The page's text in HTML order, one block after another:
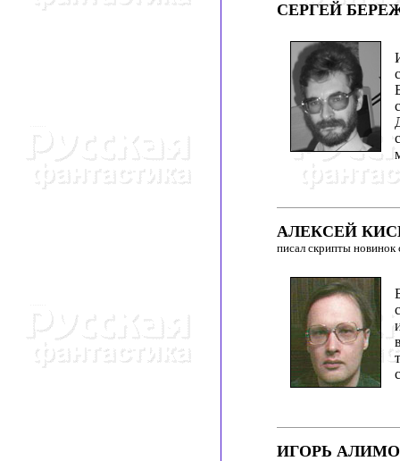
СЕРГЕЙ
АЛЕКСЕЙ
писал скрипты
ИГОРЬ